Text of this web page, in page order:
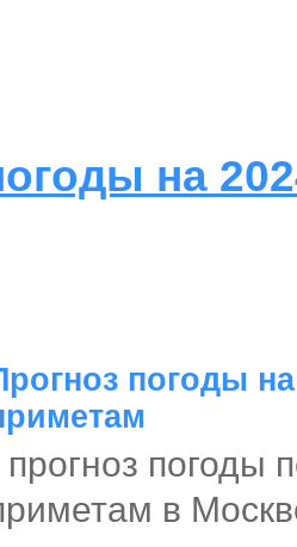
на
погоды
прогноз погоды
в